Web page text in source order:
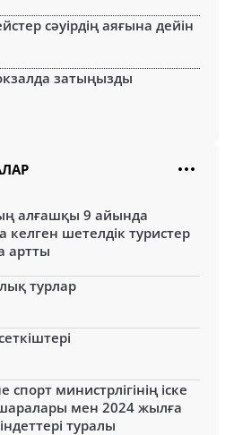
сәуірдің аяғына дейін
затыңызды
алғашқы 9 айында
келген шетелдік туристер
артты
турлар
министрлігінің іске
мен 2024 жылға
туралы